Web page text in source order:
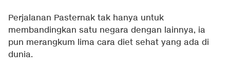
Perjalanan Pasternak tak hanya untuk
membandingkan satu negara dengan lainnya, ia
pun merangkum lima cara diet sehat yang ada di
dunia.